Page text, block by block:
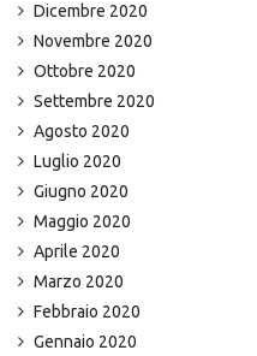
Dicembre 2020
Novembre 2020
Ottobre 2020
Settembre 2020
Agosto 2020
Luglio 2020
Giugno 2020
Maggio 2020
Aprile 2020
Marzo 2020
Febbraio 2020
Gennaio 2020